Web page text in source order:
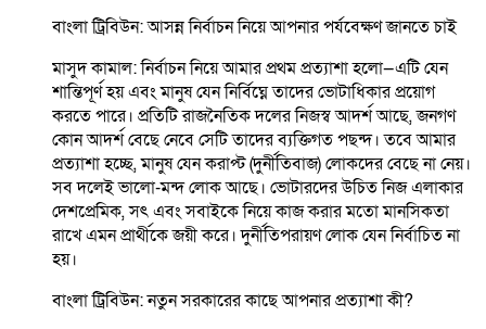
বাংলা ট্রিবিউন: আসন্ন নির্বাচন নিয়ে আপনার পর্যবেক্ষণ জানতে চাই
মাসুদ কামাল: নির্বাচন নিয়ে আমার প্রথম প্রত্যাশা হলো—এটি যেন
শান্তিপূর্ণ হয় এবং মানুষ যেন নির্বিঘ্নে তাদের ভোটাধিকার প্রয়োগ
করতে পারে। প্রতিটি রাজনৈতিক দলের নিজস্ব আদর্শ আছে, জনগণ
কোন আদর্শ বেছে নেবে সেটি তাদের ব্যক্তিগত পছন্দ। তবে আমার
প্রত্যাশা হচ্ছে, মানুষ যেন করাপ্ট (দুর্নীতিবাজ) লোকদের বেছে না নেয়।
সব দলেই ভালো-মন্দ লোক আছে। ভোটারদের উচিত নিজ এলাকার
দেশপ্রেমিক, সৎ এবং সবাইকে নিয়ে কাজ করার মতো মানসিকতা
রাখে এমন প্রার্থীকে জয়ী করে। দুর্নীতিপরায়ণ লোক যেন নির্বাচিত না
হয়।
বাংলা ট্রিবিউন: নতুন সরকারের কাছে আপনার প্রত্যাশা কী?